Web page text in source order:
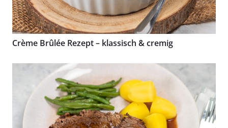
Crème Brûlée Rezept – klassisch & cremig